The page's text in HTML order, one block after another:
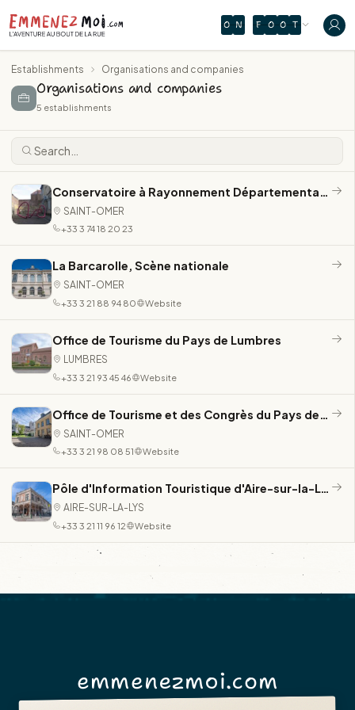
O N F O O T
Establishments Organisations and companies
Organisations and companies
5 establishments
Conservatoire à Rayonnement Départemental CAPSO
SAINT-OMER
+33 3 74 18 20 23
La Barcarolle, Scène nationale
SAINT-OMER
+33 3 21 88 94 80 Website
Office de Tourisme du Pays de Lumbres
LUMBRES
+33 3 21 93 45 46 Website
Office de Tourisme et des Congrès du Pays de Saint-Omer
SAINT-OMER
+33 3 21 98 08 51 Website
Pôle d'Information Touristique d'Aire-sur-la-Lys
AIRE-SUR-LA-LYS
+33 3 21 11 96 12 Website
emmenezmoi.com